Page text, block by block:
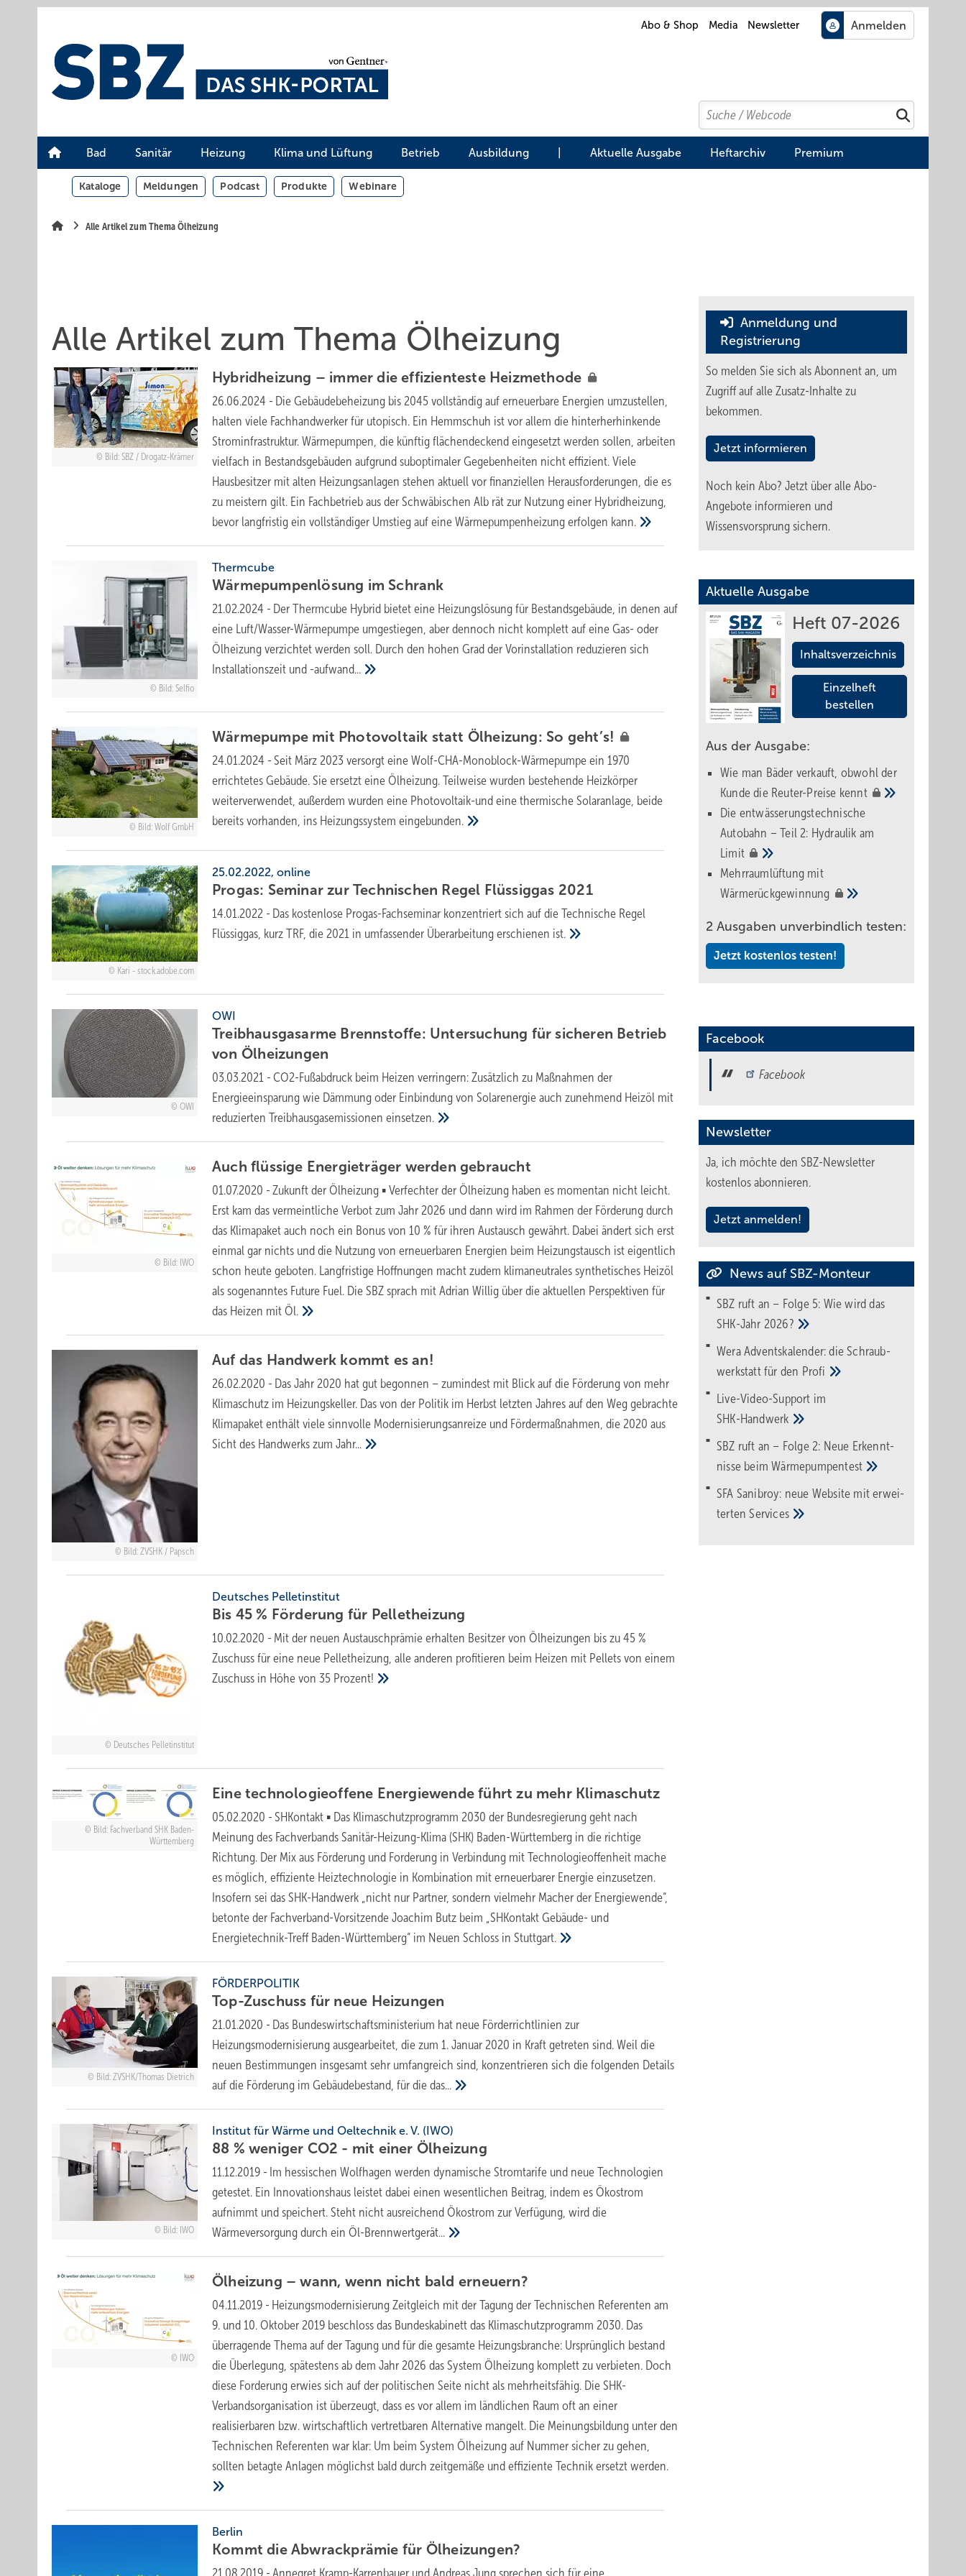
Abo & Shop Media Newsletter
Search
Suchen
Bad Sanitär Heizung Klima und Lüftung Betrieb Ausbildung Aktuelle Ausgabe Heftarchiv Premium
Kataloge Meldungen Podcast Produkte Webinare
Alle Artikel zum Thema Ölheizung
Alle Artikel zum Thema Ölheizung
Bild: SBZ / Drogatz-Krämer
Hybridheizung – immer die effizienteste Heizmethode
26.06.2024 - Die Gebäudebeheizung bis 2045 vollständig auf erneuerbare Energien umzustellen,
halten viele Fachhandwerker für utopisch. Ein Hemmschuh ist vor allem die hinterherhinkende
Strominfrastruktur. Wärmepumpen, die künftig flächendeckend eingesetzt werden sollen, arbeiten
vielfach in Bestandsgebäuden aufgrund suboptimaler Gegebenheiten nicht effizient. Viele
Hausbesitzer mit alten Heizungsanlagen stehen aktuell vor finanziellen Herausforderungen, die es
zu meistern gilt. Ein Fachbetrieb aus der Schwäbischen Alb rät zur Nutzung einer Hybridheizung,
bevor langfristig ein vollständiger Umstieg auf eine Wärmepumpenheizung erfolgen kann.
Bild: Selfio
Thermcube
Wärmepump en­lösung im Schrank
21.02.2024 - Der Thermcube Hybrid bietet eine Heizungslösung für Bestandsgebäude, in denen auf
eine Luft/Wasser-Wärmepumpe umgestiegen, aber dennoch nicht komplett auf eine Gas- oder
Ölheizung verzichtet werden soll. Durch den hohen Grad der Vorinstallation reduzieren sich
Installationszeit und -aufwand...
Bild: Wolf GmbH
Wärmepumpe mit Photovoltaik statt Ölheizung: So geht’s!
24.01.2024 - Seit März 2023 versorgt eine Wolf-CHA-Monoblock-Wärmepumpe ein 1970
errichtetes Gebäude. Sie ersetzt eine Ölheizung. Teilweise wurden bestehende Heizkörper
weiterverwendet, außerdem wurden eine Photovoltaik-und eine thermische Solaranlage, beide
bereits vorhanden, ins Heizungssystemeingebunden.
Kari - stock.adobe.com
25.02.2022, online
Progas: Seminar zur Technischen Regel Flüssiggas 2021
14.01.2022 - Das kostenlose Progas-Fachseminar konzentriert sich auf die Technische Regel
Flüssiggas, kurz TRF, die 2021 in umfassender Überarbeitung erschienen ist.
OWI
OWI
Treibhausgasarme Brennstoffe: Untersuchung für sicheren Betrieb
von Ölheizungen
03.03.2021 - CO2-Fußabdruck beim Heizen verringern: Zusätzlich zu Maßnahmen der
Energieeinsparung wie Dämmung oder Einbindung von Solarenergie auch zunehmend Heizöl mit
reduzierten Treibhausgasemissioneneinsetzen.
Bild: IWO
Auch flüssige Energieträger werdengebraucht
01.07.2020 - Zukunft der Ölheizung ▪ Verfechter der Ölheizung haben es momentan nicht leicht.
Erst kam das vermeintliche Verbot zum Jahr 2026 und dann wird im Rahmen der Förderung durch
das Klimapaket auch noch ein Bonus von 10 % für ihren Austausch gewährt. Dabei ändert sich erst
einmal gar nichts und die Nutzung von erneuerbaren Energien beim Heizungstausch ist eigentlich
schon heute geboten. Langfristige Hoffnungen macht zudem klimaneutrales synthetisches Heizöl
als sogenanntes Future Fuel. Die SBZ sprach mit Adrian Willig über die aktuellen Perspektiven für
das Heizen mitÖl.
Bild: ZVSHK / Papsch
Auf das Handwerk kommt esan!
26.02.2020 - Das Jahr 2020 hat gut begonnen – zumindest mit Blick auf die Förderung von mehr
Klimaschutz im Heizungskeller. Das von der Politik im Herbst letzten Jahres auf den Weg gebrachte
Klimapaket enthält viele sinnvolle Modernisierungsanreize und Fördermaßnahmen, die 2020 aus
Sicht des Handwerks zumJahr...
Deutsches Pelletinstitut
Deutsches Pelletinstitut
Bis 45 % Förderung für Pelletheizung
10.02.2020 - Mit der neuen Austauschprämie erhalten Besitzer von Ölheizungen bis zu 45 %
Zuschuss für eine neue Pelletheizung, alle anderen profitieren beim Heizen mit Pellets von einem
Zuschuss in Höhe von 35 Prozent!
Bild: Fachverband SHK Baden-
Württemberg
Eine technologieoffene Energiewende führt zu mehr Klimaschutz
05.02.2020 - SHKontakt ▪ Das Klimaschutzprogramm 2030 der Bundesregierung geht nach
Meinung des Fachverbands Sanitär-Heizung-Klima (SHK) Baden-Württemberg in die richtige
Richtung. Der Mix aus Förderung und Forderung in Verbindung mit Technologieoffenheit mache
es möglich, effiziente Heiztechnologie in Kombination mit erneuerbarer Energie einzusetzen.
Insofern sei das SHK-Handwerk „nicht nur Partner, sondern vielmehr Macher der Energiewende“,
betonte der Fachverband-Vorsitzende Joachim Butz beim „SHKontakt Gebäude- und
Energietechnik-Treff Baden-Württemberg“ im Neuen Schloss inStuttgart.
Bild: ZVSHK/Thomas Dietrich
FÖRDERPOLITIK
Top-Zuschuss für neue Heizungen
21.01.2020 - Das Bundeswirtschaftsministerium hat neue Förderrichtlinien zur
Heizungsmodernisierung ausgearbeitet, die zum 1. Januar 2020 in Kraft getreten sind. Weil die
neuen Bestimmungen insgesamt sehr umfangreich sind, konzentrieren sich die folgenden Details
auf die Förderung im Gebäudebestand, für diedas...
Bild: IWO
Institut für Wärme und Oeltechnik e. V. (IWO)
88 % weniger CO2 - mit einer Ölheizung
11.12.2019 - Im hessischen Wolfhagen werden dynamische Stromtarife und neue Technologien
getestet. Ein Innovationshaus leistet dabei einen wesentlichen Beitrag, indem es Ökostrom
aufnimmt und speichert. Steht nicht ausreichend Ökostrom zur Verfügung, wird die
Wärmeversorgung durch einÖl-Brennwertgerät...
IWO
Ölheizung – wann, wenn nicht bald erneuern?
04.11.2019 - HeizungsmodernisierungZeitgleich mit der Tagung der Technischen Referenten am
9. und 10. Oktober 2019 beschloss das Bundeskabinett das Klimaschutzprogramm 2030. Das
überragende Thema auf der Tagung und für die gesamte Heizungsbranche: Ursprünglich bestand
die Überlegung, spätestens ab dem Jahr 2026 das System Ölheizung komplett zu verbieten. Doch
diese Forderung erwies sich auf der politischen Seite nicht als mehrheitsfähig. Die SHK-
Verbandsorganisation ist überzeugt, dass es vor allem im ländlichen Raum oft an einer
realisierbaren bzw. wirtschaftlich vertretbaren Alternative mangelt. Die Meinungsbildung unter den
Technischen Referenten war klar: Um beim System Ölheizung auf Nummer sicher zu gehen,
sollten betagte Anlagen möglichst bald durch zeitgemäße und effiziente Technik ersetzt werden.
Berlin
Kommt die Abwrackprämie für Ölheizungen?
21.08.2019 - Annegret Kramp-Karrenbauer und Andreas Jung sprechen sich für eine
Anmeldung und
Registrierung
So melden Sie sich als Abonnent an, um
Zugriff auf alle Zusatz-Inhalte zu
bekommen.
Jetzt informieren
Noch kein Abo? Jetzt über alle Abo-
Angebote informieren und
Wissensvorsprung sichern.
Aktuelle Ausgabe
Heft 07-2026
Inhaltsverzeichnis
Einzelheft
bestellen
Aus der Ausgabe:
Wie man Bäder verkauft, obwohl der
Kunde die Reuter-Preise kennt
Die entwässerungstechnische
Autobahn – Teil 2: Hydraulik am
Limit
Mehrraumlüftung mit
Wärmerückgewinnung
2 Ausgaben unverbindlich testen:
Jetzt kostenlos testen!
Facebook
Facebook
Newsletter
Ja, ich möchte den SBZ-Newsletter
kostenlos abonnieren.
Jetzt anmelden!
News auf SBZ-Monteur
SBZ ruft an – Folge 5: Wie wird das
SHK-Jahr 2026?
Wera Adventskalender: die Schraub­
werk­statt für den Pro­fi
Live-Video-Support im
SHK-Handwerk
SBZ ruft an – Folge 2: Neue Erkennt­
nisse beimWärme­pumpen­test
SFA Sanibroy: neue Web­site mit erwei­
tertenServices